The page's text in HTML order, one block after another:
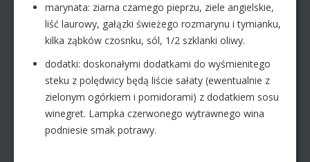
marynata: ziarna czarnego pieprzu, ziele angielskie,
liść laurowy, gałązki świeżego rozmarynu i tymianku,
kilka ząbków czosnku, sól, 1/2 szklanki oliwy.
dodatki: doskonałymi dodatkami do wyśmienitego
steku z polędwicy będą liście sałaty (ewentualnie z
zielonym ogórkiem i pomidorami) z dodatkiem sosu
winegret. Lampka czerwonego wytrawnego wina
podniesie smak potrawy.